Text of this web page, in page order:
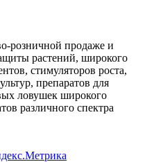
розничной продаже и
растений, широкого
стимуляторов роста,
препаратов для
ловушек широкого
различного спектра